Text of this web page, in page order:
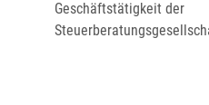
Geschäftstätigkeit der